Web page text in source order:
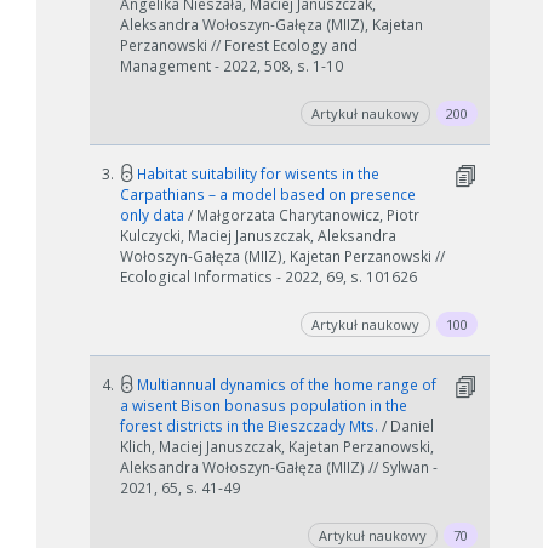
Angelika Nieszała, Maciej Januszczak,
Aleksandra Wołoszyn-Gałęza (MIIZ), Kajetan
Perzanowski // Forest Ecology and
Management - 2022, 508, s. 1-10
Artykuł naukowy 200
3.
Habitat suitability for wisents in the
Carpathians – a model based on presence
only data / Małgorzata Charytanowicz, Piotr
Kulczycki, Maciej Januszczak, Aleksandra
Wołoszyn-Gałęza (MIIZ), Kajetan Perzanowski //
Ecological Informatics - 2022, 69, s. 101626
Artykuł naukowy 100
4.
Multiannual dynamics of the home range of
a wisent Bison bonasus population in the
forest districts in the Bieszczady Mts. / Daniel
Klich, Maciej Januszczak, Kajetan Perzanowski,
Aleksandra Wołoszyn-Gałęza (MIIZ) // Sylwan -
2021, 65, s. 41-49
Artykuł naukowy 70